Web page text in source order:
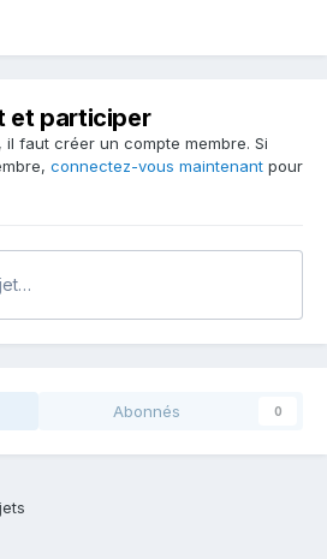
et participer
faut créer un compte membre. Si
connectez-vous maintenant pour
Abonnés 0